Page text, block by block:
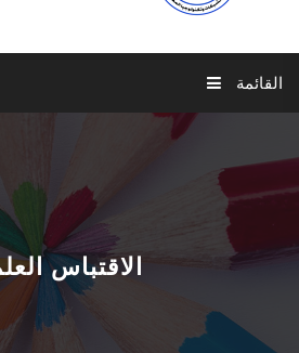
القائمة
الاقتباس